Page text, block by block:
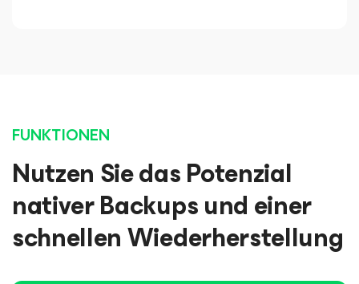
FUNKTIONEN
Nutzen Sie das Potenzial
nativer Backups und einer
schnellen Wiederherstellung